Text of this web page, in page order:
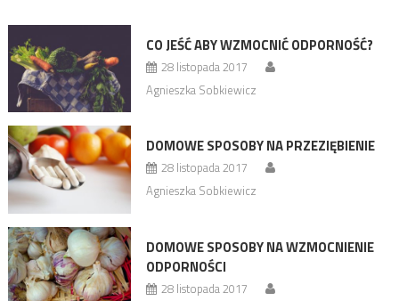
CO JEŚĆ ABY WZMOCNIĆ ODPORNOŚĆ?
28 listopada 2017
Agnieszka Sobkiewicz
DOMOWE SPOSOBY NA PRZEZIĘBIENIE
28 listopada 2017
Agnieszka Sobkiewicz
DOMOWE SPOSOBY NA WZMOCNIENIE
ODPORNOŚCI
28 listopada 2017